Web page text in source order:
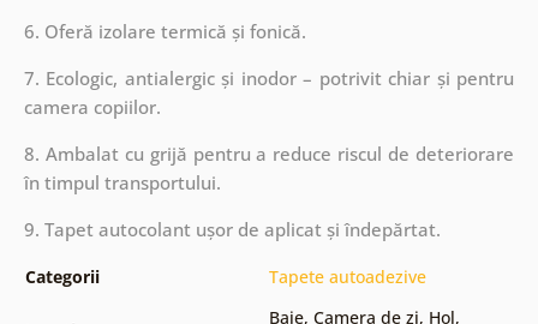
6. Oferă izolare termică și fonică.
7. Ecologic, antialergic și inodor – potrivit chiar și pentru
camera copiilor.
8. Ambalat cu grijă pentru a reduce riscul de deteriorare
în timpul transportului.
9. Tapet autocolant ușor de aplicat și îndepărtat.
Categorii Tapete autoadezive
Baie, Camera de zi, Hol,